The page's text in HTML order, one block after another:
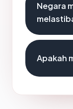
Negara
Apakah